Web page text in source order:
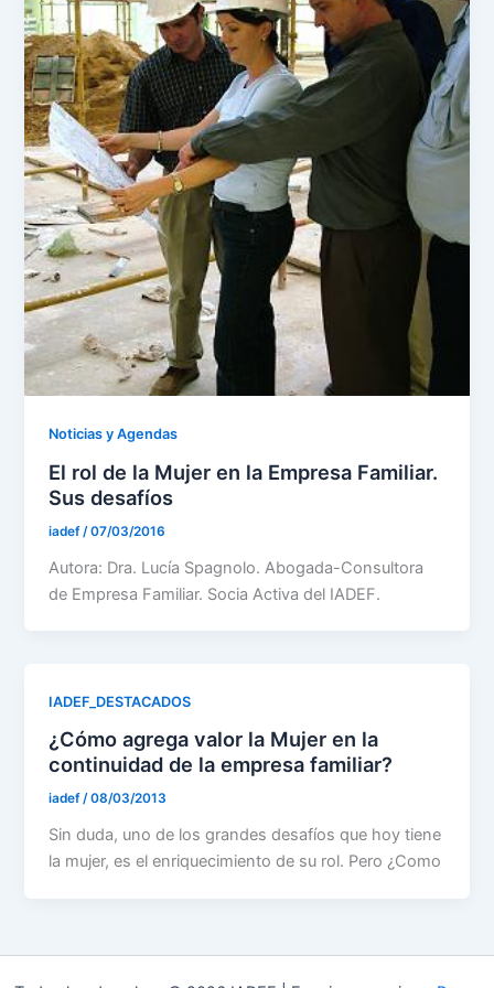
Noticias y Agendas
El rol de la Mujer en la Empresa Familiar.
Sus desafíos
iadef /07/03/2016
Autora: Dra. Lucía Spagnolo. Abogada-Consultora
de Empresa Familiar. Socia Activa del IADEF.
IADEF_DESTACADOS
¿Cómo agrega valor la Mujer en la
continuidad de la empresa familiar?
iadef/08/03/2013
Sin duda, uno de los grandes desafíos que hoy tiene
la mujer, es el enriquecimiento de su rol. Pero ¿Como